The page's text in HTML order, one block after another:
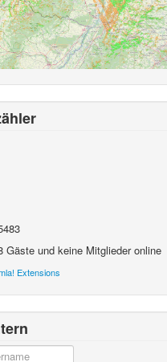
Gäste und keine Mitglieder online
Extensions